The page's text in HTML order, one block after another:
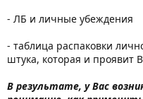
- ЛБ и личные убеждения
- таблица распаковки
штука, которая и проявит
В результате, у Вас